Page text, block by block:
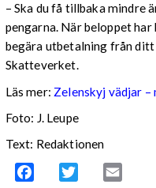
– Ska du få tillbaka mindre
pengarna. När beloppet
begära utbetalning från
Skatteverket.
Läs mer: Zelenskyj vädjar
Foto: J. Leupe
Text: Redaktionen
Facebook Twitter